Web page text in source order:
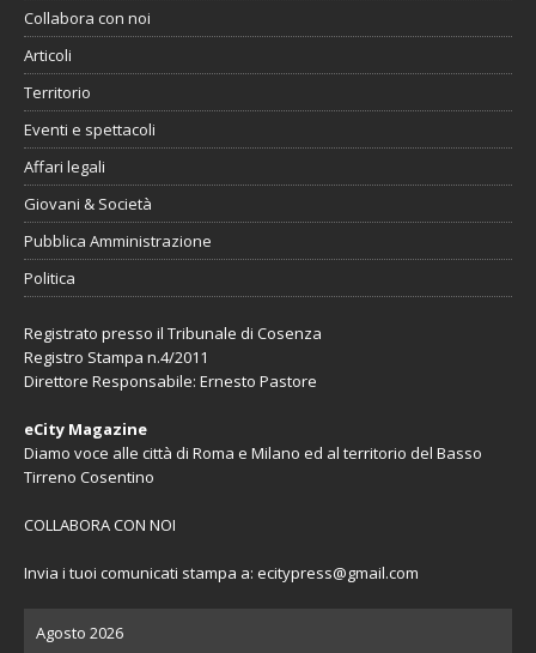
Collabora con noi
Articoli
Territorio
Eventi e spettacoli
Affari legali
Giovani & Società
Pubblica Amministrazione
Politica
Registrato presso il Tribunale di Cosenza
Registro Stampa n.4/2011
Direttore Responsabile: Ernesto Pastore
eCity Magazine
Diamo voce alle città di Roma e Milano ed al territorio del Basso
Tirreno Cosentino
COLLABORA CON NOI
Invia i tuoi comunicati stampa a: ecitypress@gmail.com
Agosto 2026